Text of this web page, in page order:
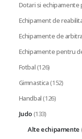
Dotari si
Echipament de
Echipamente de
Echipamente pentru
Fotbal(126)
Gimnastica(152)
Handbal(126)
Judo(133)
Alte echipamente